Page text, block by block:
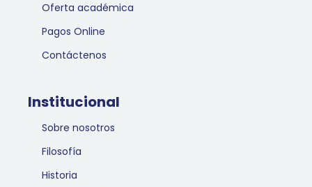
Oferta académica
Pagos Online
Contáctenos
Institucional
Sobre nosotros
Filosofía
Historia